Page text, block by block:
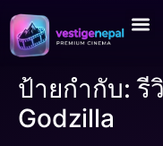
ป้ายกำกับ:รี
Godzilla